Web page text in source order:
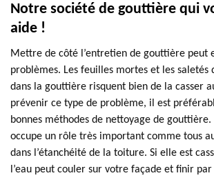
Notre société de gouttière qui
aide !
Mettre de côté l’entretien de gouttière peut
problèmes. Les feuilles mortes et les saletés
dans la gouttière risquent bien de la casser
prévenir ce type de problème, il est
bonnes méthodes de nettoyage de
occupe un rôle très important comme tous
dans l’étanchéité de la toiture. Si elle est
l’eau peut couler sur votre façade et finir par